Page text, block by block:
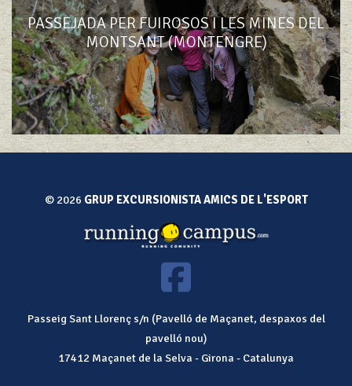
PASSEJADA PER FUIROSOS I LES MINES DEL
MONTSANT (MONTENGRE)
© 2026 GRUP EXCURSIONISTA AMICS DE L'ESPORT
Passeig Sant Llorenç s/n (Pavelló de Maçanet, despaxos del
pavelló nou)
17412 Maçanet de la Selva - Girona - Catalunya